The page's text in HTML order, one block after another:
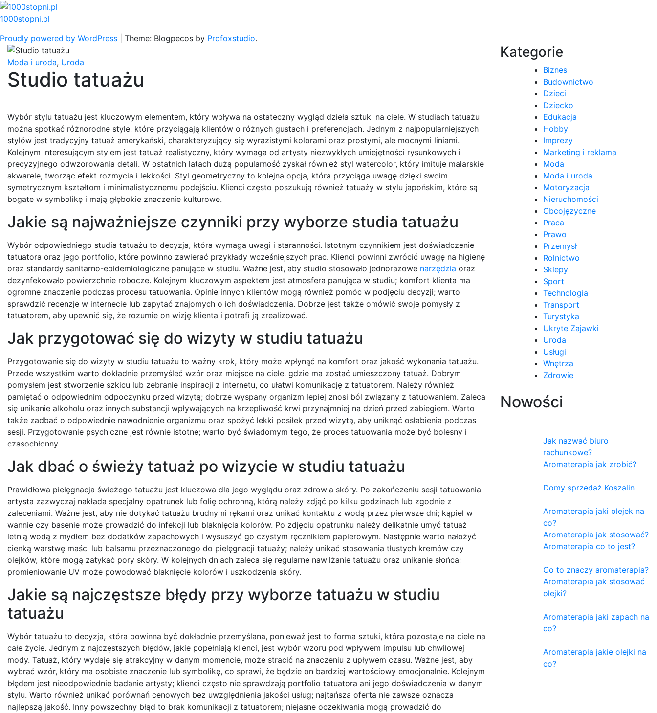
Skip
to
1000stopni.pl
Proudly powered by WordPress
Theme: Blogpecos by Profoxstudio.
Moda i uroda, Uroda
Studio tatuażu
Wybór stylu tatuażu jest kluczowym elementem, który wpływa na ostateczny wygląd dzieła sztuki na ciele. W studiach tatuażu
można spotkać różnorodne style, które przyciągają klientów o różnych gustach i preferencjach. Jednym z najpopularniejszych
stylów jest tradycyjny tatuaż amerykański, charakteryzujący się wyrazistymi kolorami oraz prostymi, ale mocnymi liniami.
Kolejnym interesującym stylem jest tatuaż realistyczny, który wymaga od artysty niezwykłych umiejętności rysunkowych i
precyzyjnego odwzorowania detali. W ostatnich latach dużą popularność zyskał również styl watercolor, który imituje malarskie
akwarele, tworząc efekt rozmycia i lekkości. Styl geometryczny to kolejna opcja, która przyciąga uwagę dzięki swoim
symetrycznym kształtom i minimalistycznemu podejściu. Klienci często poszukują również tatuaży w stylu japońskim, które są
bogate w symbolikę i mają głębokie znaczenie kulturowe.
Jakie są najważniejsze czynniki przy wyborze studia tatuażu
Wybór odpowiedniego studia tatuażu to decyzja, która wymaga uwagi i staranności. Istotnym czynnikiem jest doświadczenie
tatuatora oraz jego portfolio, które powinno zawierać przykłady wcześniejszych prac. Klienci powinni zwrócić uwagę na higienę
oraz standardy sanitarno-epidemiologiczne panujące w studiu. Ważne jest, aby studio stosowało jednorazowe narzędzia oraz
dezynfekowało powierzchnie robocze. Kolejnym kluczowym aspektem jest atmosfera panująca w studiu; komfort klienta ma
ogromne znaczenie podczas procesu tatuowania. Opinie innych klientów mogą również pomóc w podjęciu decyzji; warto
sprawdzić recenzje w internecie lub zapytać znajomych o ich doświadczenia. Dobrze jest także omówić swoje pomysły z
tatuatorem, aby upewnić się, że rozumie on wizję klienta i potrafi ją zrealizować.
Jak przygotować się do wizyty w studiu tatuażu
Przygotowanie się do wizyty w studiu tatuażu to ważny krok, który może wpłynąć na komfort oraz jakość wykonania tatuażu.
Przede wszystkim warto dokładnie przemyśleć wzór oraz miejsce na ciele, gdzie ma zostać umieszczony tatuaż. Dobrym
pomysłem jest stworzenie szkicu lub zebranie inspiracji z internetu, co ułatwi komunikację z tatuatorem. Należy również
pamiętać o odpowiednim odpoczynku przed wizytą; dobrze wyspany organizm lepiej znosi ból związany z tatuowaniem. Zaleca
się unikanie alkoholu oraz innych substancji wpływających na krzepliwość krwi przynajmniej na dzień przed zabiegiem. Warto
także zadbać o odpowiednie nawodnienie organizmu oraz spożyć lekki posiłek przed wizytą, aby uniknąć osłabienia podczas
sesji. Przygotowanie psychiczne jest równie istotne; warto być świadomym tego, że proces tatuowania może być bolesny i
czasochłonny.
Jak dbać o świeży tatuaż po wizycie w studiu tatuażu
Prawidłowa pielęgnacja świeżego tatuażu jest kluczowa dla jego wyglądu oraz zdrowia skóry. Po zakończeniu sesji tatuowania
artysta zazwyczaj nakłada specjalny opatrunek lub folię ochronną, którą należy zdjąć po kilku godzinach lub zgodnie z
zaleceniami. Ważne jest, aby nie dotykać tatuażu brudnymi rękami oraz unikać kontaktu z wodą przez pierwsze dni; kąpiel w
wannie czy basenie może prowadzić do infekcji lub blaknięcia kolorów. Po zdjęciu opatrunku należy delikatnie umyć tatuaż
letnią wodą z mydłem bez dodatków zapachowych i wysuszyć go czystym ręcznikiem papierowym. Następnie warto nałożyć
cienką warstwę maści lub balsamu przeznaczonego do pielęgnacji tatuaży; należy unikać stosowania tłustych kremów czy
olejków, które mogą zatykać pory skóry. W kolejnych dniach zaleca się regularne nawilżanie tatuażu oraz unikanie słońca;
promieniowanie UV może powodować blaknięcie kolorów i uszkodzenia skóry.
Jakie są najczęstsze błędy przy wyborze tatuażu w studiu
tatuażu
Wybór tatuażu to decyzja, która powinna być dokładnie przemyślana, ponieważ jest to forma sztuki, która pozostaje na ciele na
całe życie. Jednym z najczęstszych błędów, jakie popełniają klienci, jest wybór wzoru pod wpływem impulsu lub chwilowej
mody. Tatuaż, który wydaje się atrakcyjny w danym momencie, może stracić na znaczeniu z upływem czasu. Ważne jest, aby
wybrać wzór, który ma osobiste znaczenie lub symbolikę, co sprawi, że będzie on bardziej wartościowy emocjonalnie. Kolejnym
błędem jest nieodpowiednie badanie artysty; klienci często nie sprawdzają portfolio tatuatora ani jego doświadczenia w danym
stylu. Warto również unikać porównań cenowych bez uwzględnienia jakości usług; najtańsza oferta nie zawsze oznacza
najlepszą jakość. Inny powszechny błąd to brak komunikacji z tatuatorem; niejasne oczekiwania mogą prowadzić do
Kategorie
Biznes
Budownictwo
Dzieci
Dziecko
Edukacja
Hobby
Imprezy
Marketing i reklama
Moda
Moda i uroda
Motoryzacja
Nieruchomości
Obcojęzyczne
Praca
Prawo
Przemysł
Rolnictwo
Sklepy
Sport
Technologia
Transport
Turystyka
Ukryte Zajawki
Uroda
Usługi
Wnętrza
Zdrowie
Nowości
Jak nazwać biuro
rachunkowe?
Aromaterapia jak zrobić?
Domy sprzedaż Koszalin
Aromaterapia jaki olejek na
co?
Aromaterapia jak stosować?
Aromaterapia co to jest?
Co to znaczy aromaterapia?
Aromaterapia jak stosować
olejki?
Aromaterapia jaki zapach na
co?
Aromaterapia jakie olejki na
co?